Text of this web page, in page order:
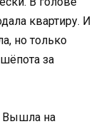
квартиру. И
но только
за
Вышла на